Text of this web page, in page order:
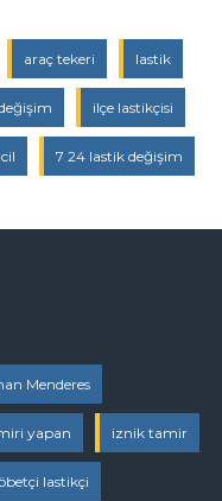
araç tekeri lastik
ilçe lastikçisi
7 24 lastik değişim
Menderes
yapan iznik tamir
lastikçi